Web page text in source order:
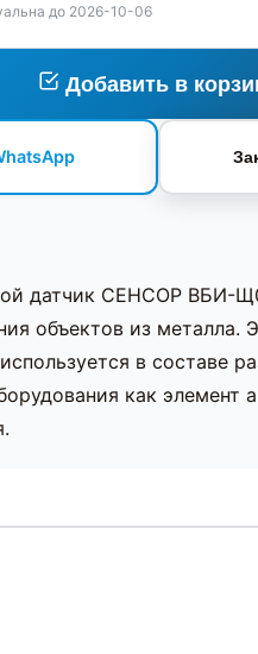
до 2026-10-06
Добавить в
датчик СЕНСОР ВБИ-
объектов из металла.
в составе
как элемент